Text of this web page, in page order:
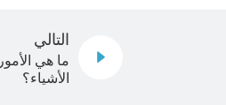
التالي
ما هي
الأشياء؟